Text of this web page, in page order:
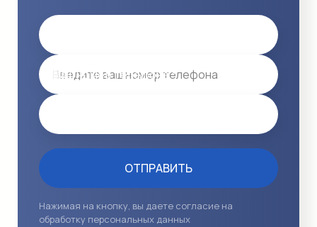
Ваш номер телефона *
ОТПРАВИТЬ
Нажимая на кнопку, вы даете согласие на
обработку персональных данных